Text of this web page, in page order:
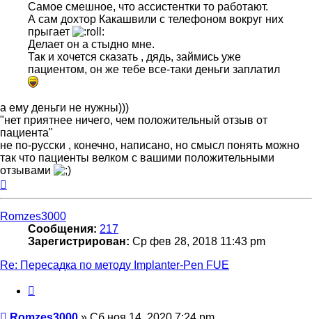
Самое смешное, что ассистентки то работают.
А сам дохтор Какашвили с телефоном вокруг них
прыгает
Делает он а стыдно мне.
Так и хочется сказать , дядь, займись уже
пациентом, он же тебе все-таки деньги заплатил
а ему деньги не нужны)))
"нет приятнее ничего, чем положительный отзыв от
пациента"
не по-русски , конечно, написано, но смысл понять можно
так что пациенты велком с вашими положительными
отзывами
Romzes3000
Сообщения: 217
Зарегистрирован: Ср фев 28, 2018 11:43 pm
Re: Пересадка по методу Implanter-Pen FUE
Сообщение